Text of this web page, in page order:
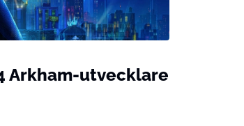
Arkham-utvecklare